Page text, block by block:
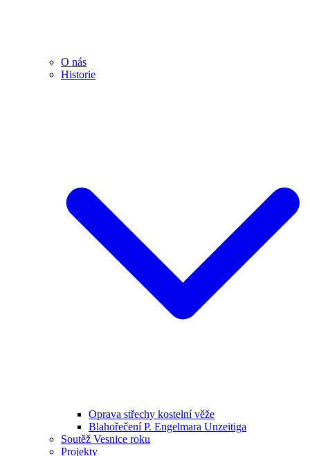
O nás
Historie
Oprava střechy kostelní věže
Blahořečení P. Engelmara Unzeitiga
Soutěž Vesnice roku
Projekty